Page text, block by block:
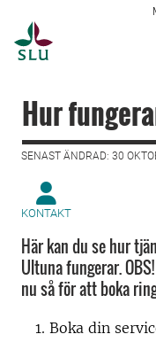
Hur
SENAST ÄNDRAD: 30
KONTAKT
Här kan du se hur
Ultuna fungerar.
nu så för att boka
Boka din